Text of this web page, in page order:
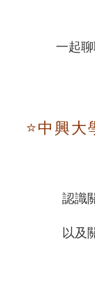
一起
⭐️中興
認識
以及